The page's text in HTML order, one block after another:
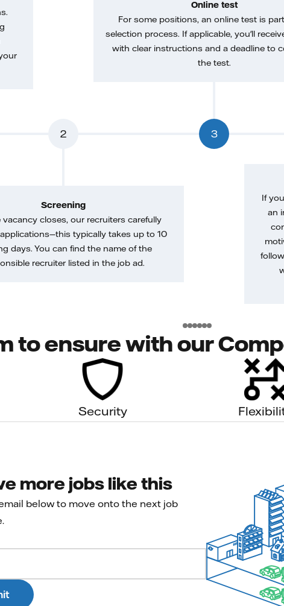
2
Screening
vacancy closes, our recruiters carefully
typically takes up to 10
days. You can find the name of the
recruiter listed in the job ad.
3
Online test
For some positions, an online test is
selection process. If applicable, you'll
with clear instructions and a deadline to
the test.
If
an
to ensure with our
Security
more jobs like this
below to move onto the next job